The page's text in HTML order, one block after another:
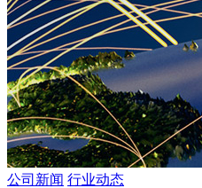
公司新闻 行业动态